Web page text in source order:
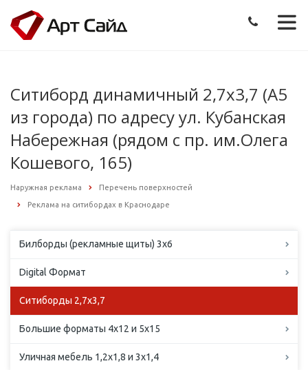
Ситиборд динамичный 2,7х3,7 (А5
из города) по адресу ул. Кубанская
Набережная (рядом с пр. им.Олега
Кошевого, 165)
Наружная реклама Перечень поверхностей
Реклама на ситибордах в Краснодаре
Билборды (рекламные щиты) 3х6
Digital Формат
Ситиборды 2,7х3,7
Большие форматы 4х12 и 5х15
Уличная мебель 1,2х1,8 и 3х1,4